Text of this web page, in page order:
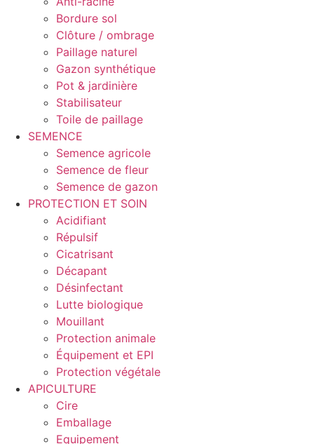
Bordure sol
Clôture / ombrage
Paillage naturel
Gazon synthétique
Pot & jardinière
Stabilisateur
Toile de paillage
SEMENCE
Semence agricole
Semence de fleur
Semence de gazon
PROTECTION ET SOIN
Acidifiant
Répulsif
Cicatrisant
Décapant
Désinfectant
Lutte biologique
Mouillant
Protection animale
Équipement et EPI
Protection végétale
APICULTURE
Cire
Emballage
Equipement